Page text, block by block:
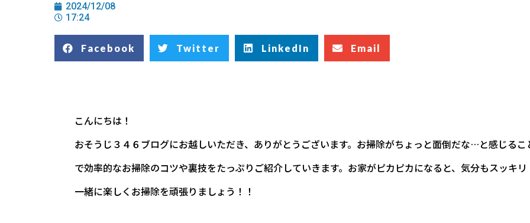
2024/12/08
17:24
Facebook Twitter LinkedIn Email
こんにちは！
おそうじ３４６ブログにお越しいただき、ありがとうございます。お掃除がちょっと面倒だな…と感じる
で効率的なお掃除のコツや裏技をたっぷりご紹介していきます。お家がピカピカになると、気分もスッキリ
一緒に楽しくお掃除を頑張りましょう！！